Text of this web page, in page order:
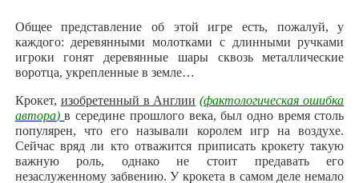
Общее представление об этой игре есть, пожалуй, у
каждого: деревянными молотками с длинными ручками
игроки гонят деревянные шары сквозь металлические
воротца, укрепленные в земле…
Крокет, изобретенный в Англии (фактологическая ошибка
автора) в середине прошлого века, был одно время столь
популярен, что его называли королем игр на воздухе.
Сейчас вряд ли кто отважится приписать крокету такую
важную роль, однако не стоит предавать его
незаслуженному забвению. У крокета в самом деле немало